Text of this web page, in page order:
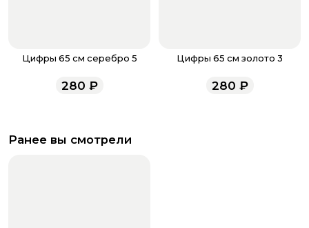
Цифры 65 см серебро 5
280 ₽
Цифры 65 см золото 3
280 ₽
Ранее вы смотрели